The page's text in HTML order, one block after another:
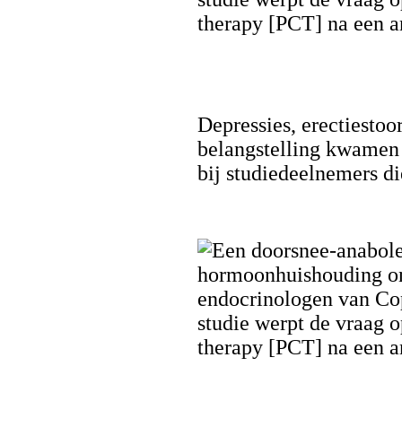
Depressies,
belangstelling
bij studiedeelnemers